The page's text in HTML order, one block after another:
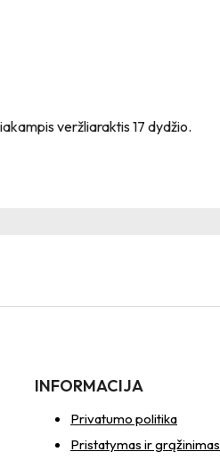
veržliaraktis 17 dydžio.
INFORMACIJA
Privatumo politika
Pristatymas ir grąžinimas